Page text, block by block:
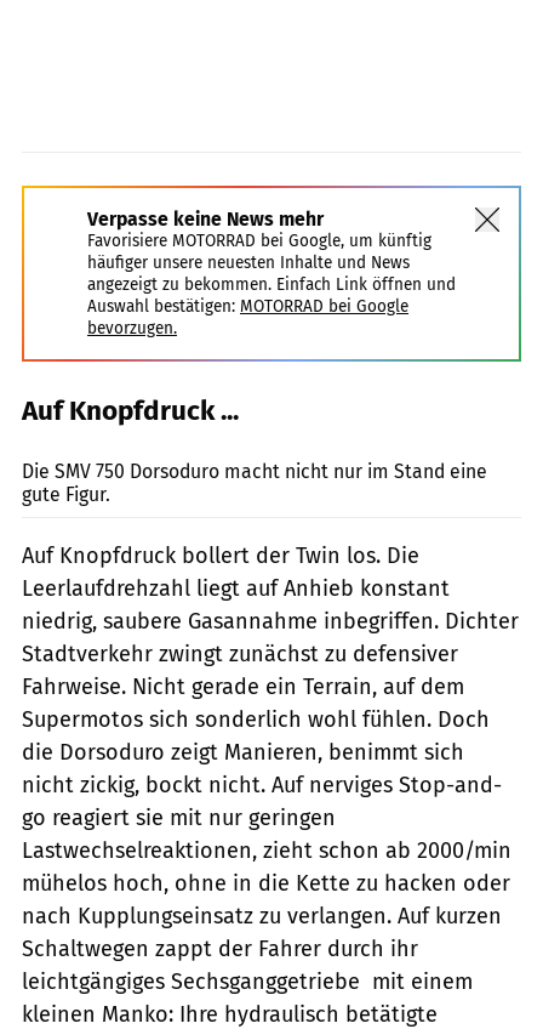
Verpasse keine News mehr
Favorisiere MOTORRAD bei Google, um künftig
häufiger unsere neuesten Inhalte und News
angezeigt zu bekommen. Einfach Link öffnen und
Auswahl bestätigen: MOTORRAD bei Google
bevorzugen.
Auf Knopfdruck ...
Die SMV 750 Dorsoduro macht nicht nur im Stand eine
gute Figur.
Auf Knopfdruck bollert der Twin los. Die
Leerlaufdrehzahl liegt auf Anhieb konstant
niedrig, saubere Gasannahme inbegriffen. Dichter
Stadtverkehr zwingt zunächst zu defensiver
Fahrweise. Nicht gerade ein Terrain, auf dem
Supermotos sich sonderlich wohl fühlen. Doch
die Dorsoduro zeigt Manieren, benimmt sich
nicht zickig, bockt nicht. Auf nerviges Stop-and-
go reagiert sie mit nur geringen
Lastwechselreaktionen, zieht schon ab 2000/min
mühelos hoch, ohne in die Kette zu hacken oder
nach Kupplungseinsatz zu verlangen. Auf kurzen
Schaltwegen zappt der Fahrer durch ihr
leichtgängiges Sechsganggetriebe  mit einem
kleinen Manko: Ihre hydraulisch betätigte